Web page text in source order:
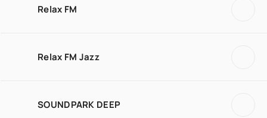
Relax FM
Relax FM Jazz
SOUNDPARK DEEP